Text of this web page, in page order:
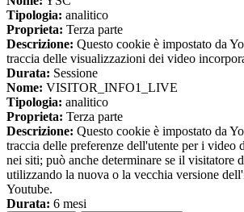
Tipologia: analitico
Proprieta: Terza parte
Descrizione: Questo cookie è impostato da
traccia delle visualizzazioni dei video
Durata: Sessione
Nome: VISITOR_INFO1_LIVE
Tipologia: analitico
Proprieta: Terza parte
Descrizione: Questo cookie è impostato da
traccia delle preferenze dell'utente per i video
nei siti; può anche determinare se il visitatore
utilizzando la nuova o la vecchia versione
Youtube.
Durata: 6 mesi